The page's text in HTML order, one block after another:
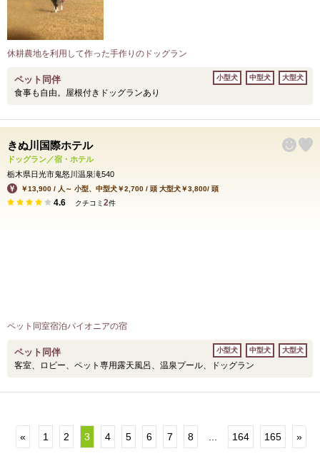
休耕農地を利用して作った手作りのドッグラン
ペット同伴
食事も自由。屋根付きドッグランあり
小型犬 中型犬 大型犬
きぬ川国際ホテル
ドッグラン／宿・ホテル
栃木県日光市鬼怒川温泉滝540
￥13,900 / 人～ 小型、中型犬￥2,700 / 頭 大型犬￥3,800/ 頭
4.6 クチコミ 2件
ペット同室宿泊パイオニアの宿
ペット同伴
客室、ロビー、ペット専用露天風呂、温泉プール、ドッグラン
小型犬 中型犬 大型犬
« 1 2 3 4 5 6 7 8 164 165 »